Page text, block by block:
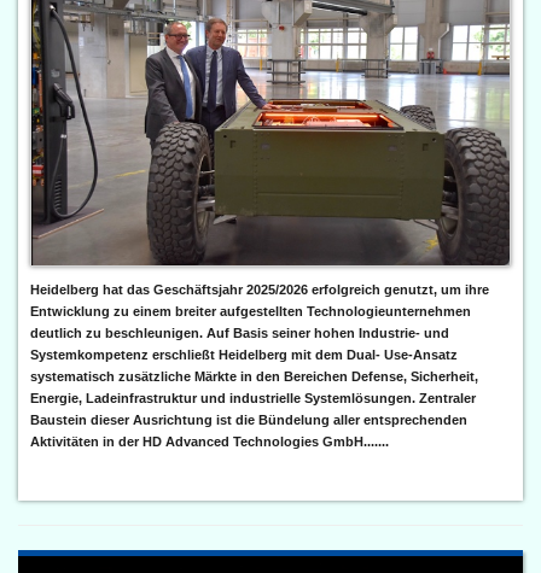
Heidelberg hat das Geschäftsjahr 2025/2026 erfolgreich genutzt, um ihre
Entwicklung zu einem breiter aufgestellten Technologieunternehmen
deutlich zu beschleunigen. Auf Basis seiner hohen Industrie- und
Systemkompetenz erschließt Heidelberg mit dem Dual- Use-Ansatz
systematisch zusätzliche Märkte in den Bereichen Defense, Sicherheit,
Energie, Ladeinfrastruktur und industrielle Systemlösungen. Zentraler
Baustein dieser Ausrichtung ist die Bündelung aller entsprechenden
Aktivitäten in der HD Advanced Technologies GmbH.......